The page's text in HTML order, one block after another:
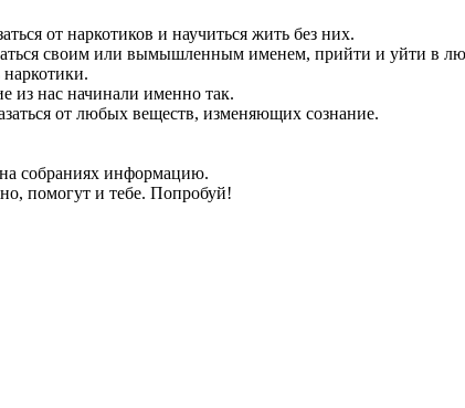
от наркотиков и научиться жить без них.
своим или вымышленным именем, прийти и уйти в
из нас начинали именно так.
от любых веществ, изменяющих сознание.
собраниях информацию.
помогут и тебе. Попробуй!